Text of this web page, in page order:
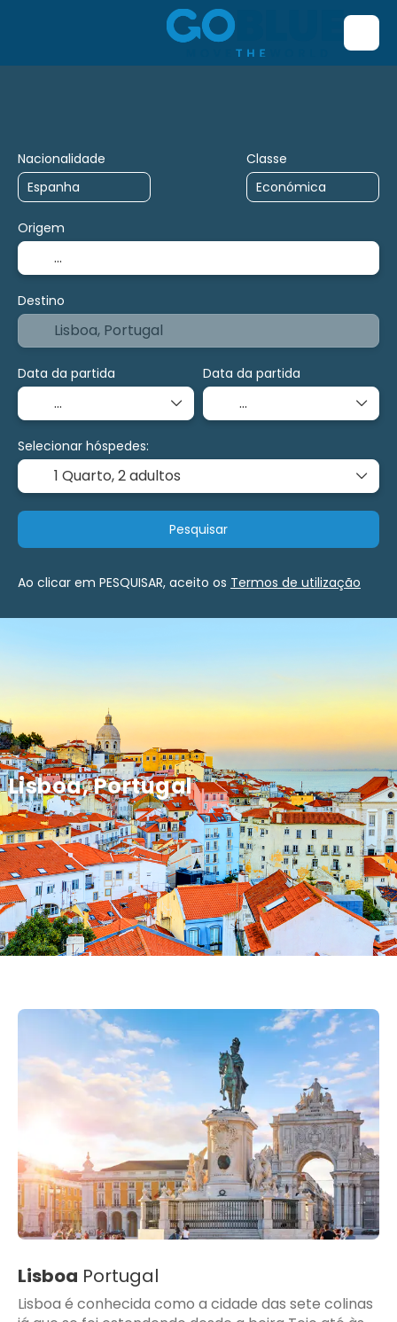
Lisboa, Portugal
Nacionalidade Classe
Origem
Destino
Data da partida Data da partida
Selecionar hóspedes:
1 Quarto,2 adultos
Pesquisar
Ao clicar em PESQUISAR, aceito os Termos de utilização
Lisboa Portugal
Lisboa é conhecida como a cidade das sete colinas